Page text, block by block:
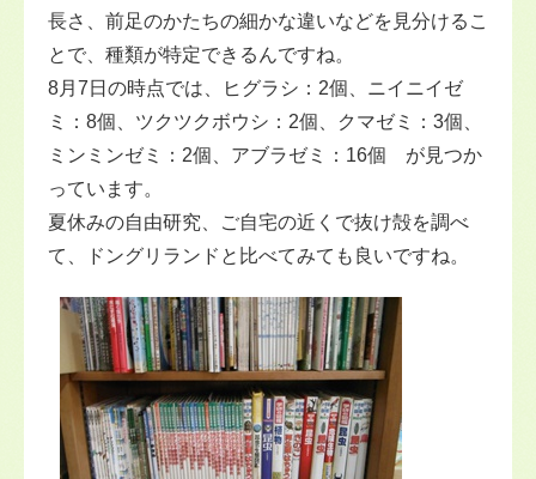
長さ、前足のかたちの細かな違いなどを見分けるこ
とで、種類が特定できるんですね。
8月7日の時点では、ヒグラシ：2個、ニイニイゼ
ミ：8個、ツクツクボウシ：2個、クマゼミ：3個、
ミンミンゼミ：2個、アブラゼミ：16個 が見つか
っています。
夏休みの自由研究、ご自宅の近くで抜け殻を調べ
て、ドングリランドと比べてみても良いですね。